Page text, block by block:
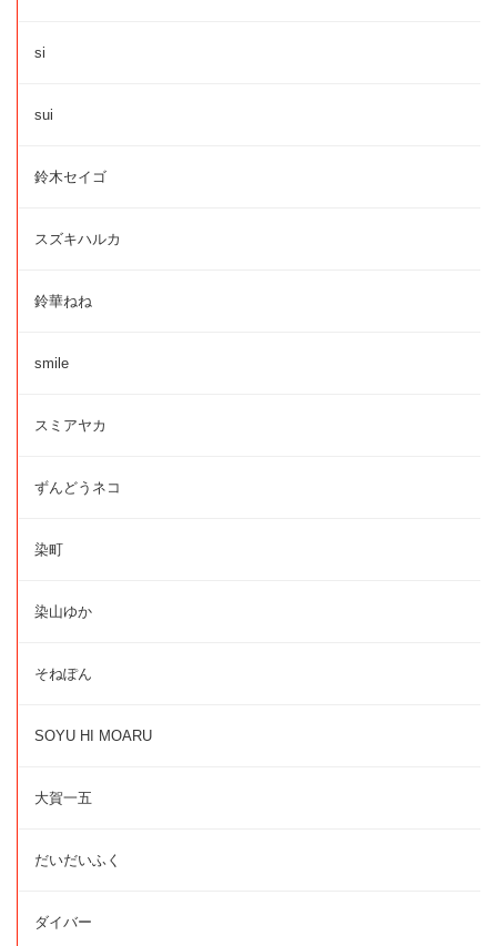
si
sui
鈴木セイゴ
スズキハルカ
鈴華ねね
smile
スミアヤカ
ずんどうネコ
染町
染山ゆか
そねぽん
SOYU HI MOARU
大賀一五
だいだいふく
ダイバー